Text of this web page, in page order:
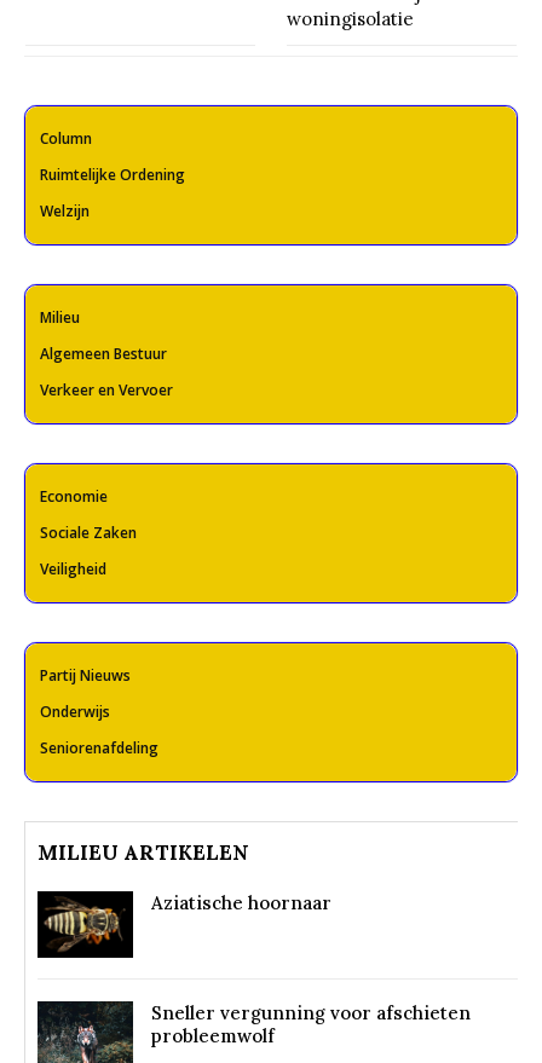
woningisolatie
Column
Ruimtelijke Ordening
Welzijn
Milieu
Algemeen Bestuur
Verkeer en Vervoer
Economie
Sociale Zaken
Veiligheid
Partij Nieuws
Onderwijs
Seniorenafdeling
MILIEU ARTIKELEN
Aziatische hoornaar
Sneller vergunning voor afschieten
probleemwolf